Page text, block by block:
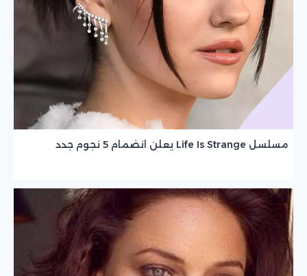
مسلسل Life Is Strange يعلن انضمام 5 نجوم جدد